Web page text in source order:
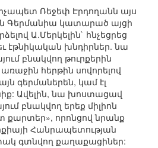
Ռեջեփ Էրդողանն այս
Գերմանիա կատարած այցի
Ա.Մերկելին` հնչեցրեց
էթնիկական խնդիրներ. նա
բնակվող թուրքերին
հերթին սովորելով
գերմաներեն, կամ էլ
Ավելին, նա խոստացավ
բնակվող երեք միլիոն
քարտեր», որոնցով նրանք
Հանրապետության
գտնվող քաղաքացիներ: